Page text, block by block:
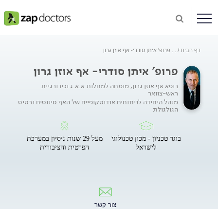
דף הבית פרופ' איתן סודרי- אף אוזן גרון
פרופ' איתן סודרי- אף אוזן גרון
רופא אף אוזן גרון, מומחה למחלות א.א.ג וכירורגיית
ראש-צוואר
מנהל היחידה לניתוחים אנדוסקופיים של האף סינוסים ובסיס
הגולגולת
בוגר טכניון - מכון טכנולוגי
לישראל
מעל 29 שנות ניסיון במערכת
הפרטית והציבורית
צור קשר